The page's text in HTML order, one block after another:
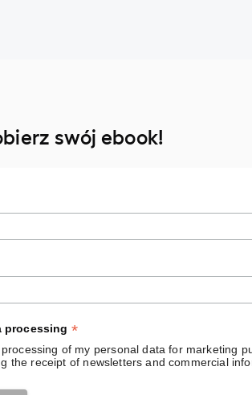
swój ebook!
processing *
of my personal data for marketing
the receipt of newsletters and commercial